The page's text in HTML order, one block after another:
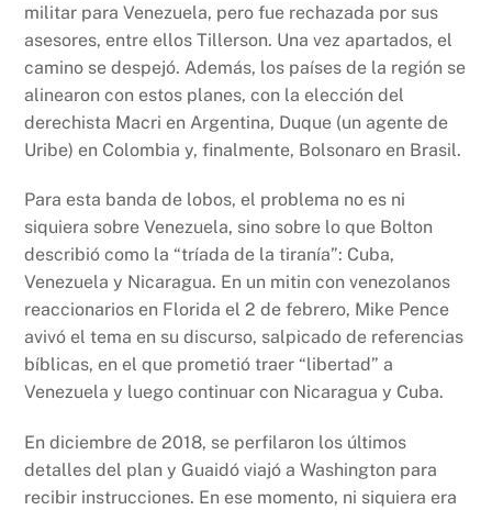
militar para Venezuela, pero fue rechazada por sus
asesores, entre ellos Tillerson. Una vez apartados, el
camino se despejó. Además, los países de la región se
alinearon con estos planes, con la elección del
derechista Macri en Argentina, Duque (un agente de
Uribe) en Colombia y, finalmente, Bolsonaro en Brasil.
Para esta banda de lobos, el problema no es ni
siquiera sobre Venezuela, sino sobre lo que Bolton
describió como la “tríada de la tiranía”: Cuba,
Venezuela y Nicaragua. En un mitin con venezolanos
reaccionarios en Florida el 2 de febrero, Mike Pence
avivó el tema en su discurso, salpicado de referencias
bíblicas, en el que prometió traer “libertad” a
Venezuela y luego continuar con Nicaragua y Cuba.
En diciembre de 2018, se perfilaron los últimos
detalles del plan y Guaidó viajó a Washington para
recibir instrucciones. En ese momento, ni siquiera era